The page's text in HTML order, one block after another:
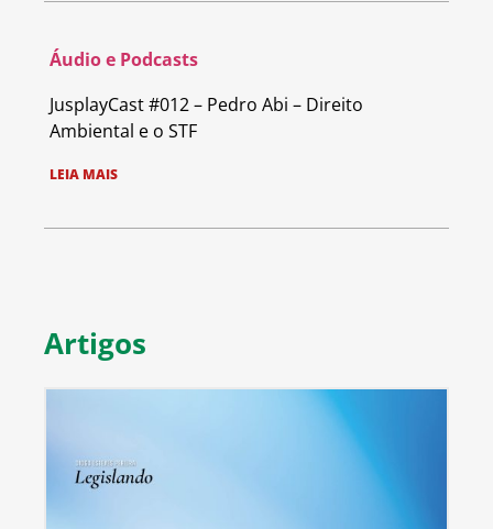
Áudio e Podcasts
JusplayCast #012 – Pedro Abi – Direito
Ambiental e o STF
LEIA MAIS
Artigos